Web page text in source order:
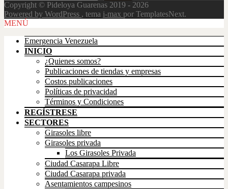
Copyright © Pideloya Guarenas 2019 - 2026
Powered by WordPress , tema i-max por TemplatesNext.
Scroll
MENÚ
Emergencia Venezuela
INICIO
¿Quienes somos?
Publicaciones de tiendas y empresas
Costos publicaciones
Políticas de privacidad
Términos y Condiciones
REGÍSTRESE
SECTORES
Girasoles libre
Girasoles privada
Los Girasoles Privada
Ciudad Casarapa Libre
Ciudad Casarapa privada
Asentamientos campesinos